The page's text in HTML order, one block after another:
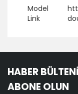
Model
Link
HABER
ABONE OLUN